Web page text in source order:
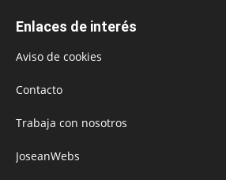
Enlaces de interés
Aviso de cookies
Contacto
Trabaja con nosotros
JoseanWebs